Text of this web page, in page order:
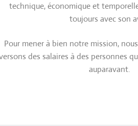
technique, économique et
toujours avec son
Pour mener à bien notre mission,
des salaires à des personnes
auparavant.